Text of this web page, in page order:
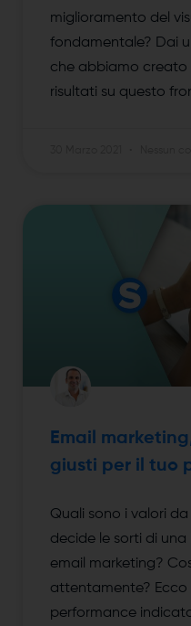
miglioramento del
fondamentale? Dai
che abbiamo creato
risultati su questo
Email
giusti per il tuo
Quali sono i valori
decide le sorti di
email marketing?
attentamente? Ecco
performance